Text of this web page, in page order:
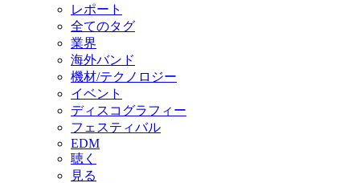
レポート
全てのタグ
業界
海外バンド
機材/テクノロジー
イベント
ディスコグラフィー
フェスティバル
EDM
聴く
見る